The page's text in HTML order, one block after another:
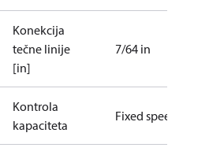
Konekcija
tečne linije
[in]
7/64 in
Kontrola
kapaciteta
Fixed speed